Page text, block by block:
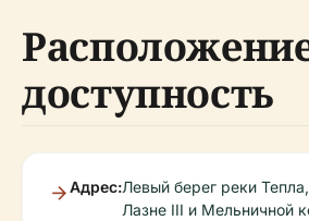
доступность
Адрес:Левый берег реки
Лазне III и Мельничной